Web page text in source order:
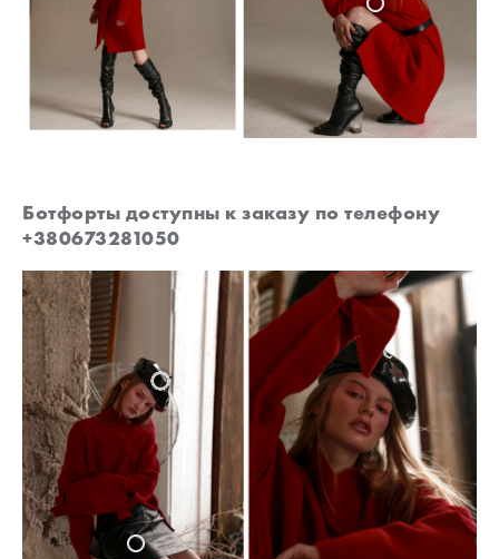
Ботфорты доступны к заказу по телефону
+380673281050